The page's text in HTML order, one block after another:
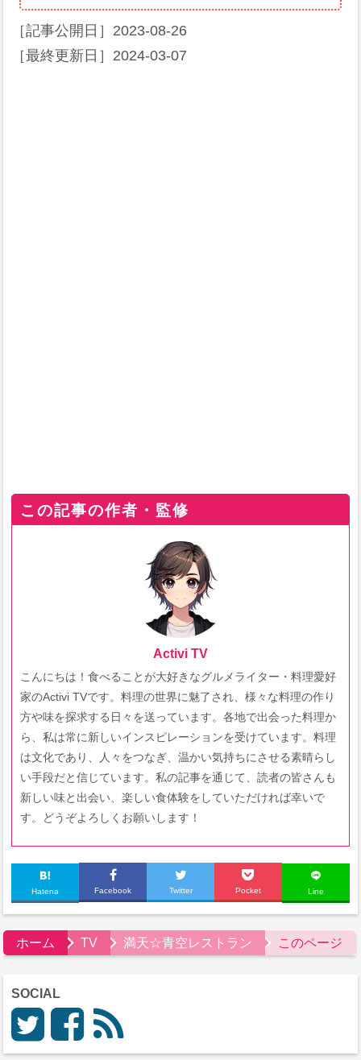
［記事公開日］ 2023-08-26
［最終更新日］ 2024-03-07
この記事の作者・監修
Activi TV
こんにちは！食べることが大好きなグルメライター・料理愛好
家のActivi TVです。料理の世界に魅了され、様々な料理の作り
方や味を探求する日々を送っています。各地で出会った料理か
ら、私は常に新しいインスピレーションを受けています。料理
は文化であり、人々をつなぎ、温かい気持ちにさせる素晴らし
い手段だと信じています。私の記事を通じて、読者の皆さんも
新しい味と出会い、楽しい食体験をしていただければ幸いで
す。どうぞよろしくお願いします！
Hatena Facebook Twitter Pocket Line
ホーム TV 満天☆青空レストラン このページ
SOCIAL